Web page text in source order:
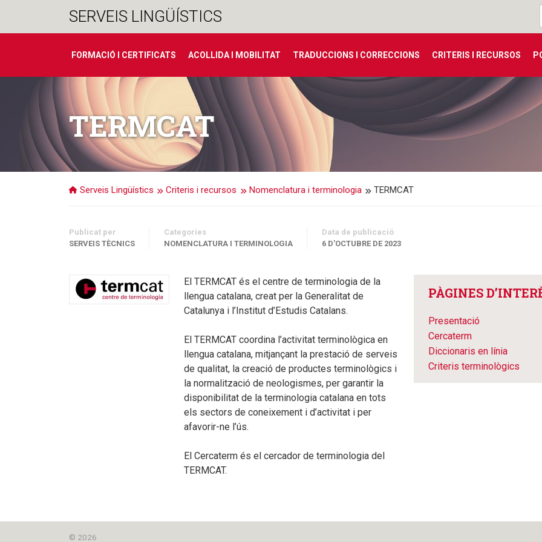
contingut
SERVEIS LINGÜÍSTICS
FORMACIÓ I CERTIFICATS ACOLLIDA I MOBILITAT TRADUCCIONS I CORRECCIONS CRITERIS I RECURSOS
TERMCAT
Serveis Lingüístics Criteris i recursos Nomenclatura i terminologia TERMCAT
Publicat per
SERVEIS TÈCNICS
Categories
NOMENCLATURA I TERMINOLOGIA
Data de publicació
6 D'OCTUBRE DE 2023
El TERMCAT és el centre de terminologia de la
llengua catalana, creat per la Generalitat de
Catalunya i l’Institut d’Estudis Catalans.
El TERMCAT coordina l’activitat terminològica en
llengua catalana, mitjançant la prestació de serveis
de qualitat, la creació de productes terminològics i
la normalització de neologismes, per garantir la
disponibilitat de la terminologia catalana en tots
els sectors de coneixement i d’activitat i per
afavorir-ne l’ús.
El Cercaterm és el cercador de terminologia del
TERMCAT.
PÀGINES
Presentació
Cercaterm
Diccionaris en línia
Criteris terminològics
© 2026